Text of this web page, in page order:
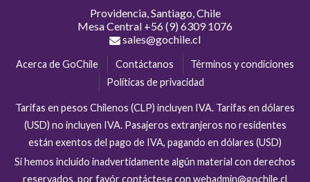
Providencia, Santiago, Chile
Mesa Central +56 (9) 6309 1076
sales@gochile.cl
Acerca de GoChile Contáctanos
Términos y condiciones
Políticas de privacidad
Tarifas en pesos Chilenos (CLP) incluyen IVA. Tarifas en dólares
(USD) no incluyen IVA. Pasajeros extranjeros no residentes
están exentos del pago de IVA, pagando en dólares (USD)
Si hemos incluído inadvertidamente algún material con derechos
reservados, por favór contáctese con webadmin@gochile.cl